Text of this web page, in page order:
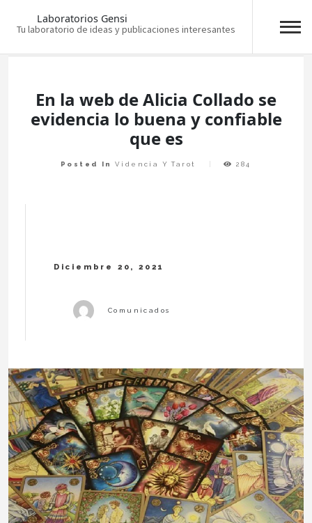
Laboratorios Gensi
Tu laboratorio de ideas y publicaciones interesantes
En la web de Alicia Collado se
evidencia lo buena y confiable
que es
Posted InVidencia Y Tarot 284